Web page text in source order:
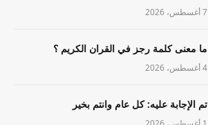
7 أغسطس، 2026
ما معنى كلمة رجز في القران الكريم ؟
4 أغسطس، 2026
تم الإجابة عليه: كل عام وانتم بخير